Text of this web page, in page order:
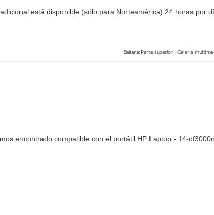
está disponible (sólo para Norteamérica) 24 horas por
Saltar a: Parte superior | Galería
encontrado compatible con el portátil HP Laptop - 14-